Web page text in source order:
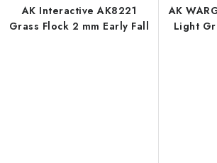
AK Interactive AK8221
Grass Flock 2 mm Early Fall
AK
Light